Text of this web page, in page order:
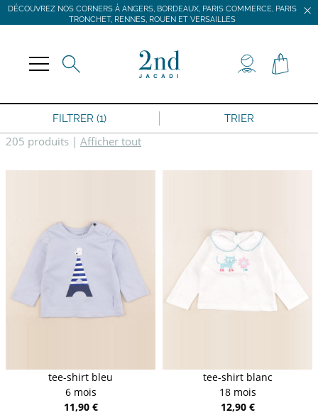
DÉCOUVREZ NOS CORNERS À ANGERS, BORDEAUX, PARIS COMMERCE, PARIS
TRONCHET, RENNES, ROUEN ET VERSAILLES
DÉCOUVREZ NOS CORNERS À ANGERS, BORDEAUX, PARIS COMMERCE, PARIS
TRONCHET, RENNES, ROUEN ET VERSAILLES
FILTRER (1) TRIER
205 produits | Afficher tout
tee-shirt bleu
6 mois
11,90 €
tee-shirt blanc
18 mois
12,90 €